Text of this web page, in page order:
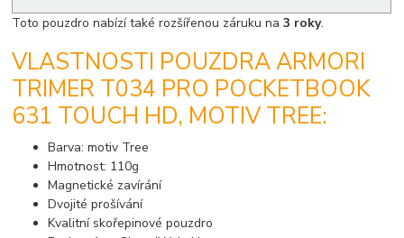
Toto pouzdro nabízí také rozšířenou záruku na3 roky.
VLASTNOSTI POUZDRA ARMORI
TRIMER T034 PRO POCKETBOOK
631 TOUCH HD, MOTIV TREE:
Barva: motiv Tree
Hmotnost: 110g
Magnetické zavírání
Dvojité prošívání
Kvalitní skořepinové pouzdro